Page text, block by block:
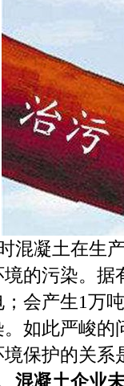
混凝土在生
境的污染。据
会产生1万
。如此严峻
境保护的关系
凝土企业